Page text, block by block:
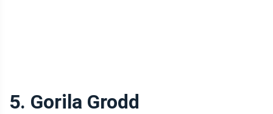
5. Gorila Grodd